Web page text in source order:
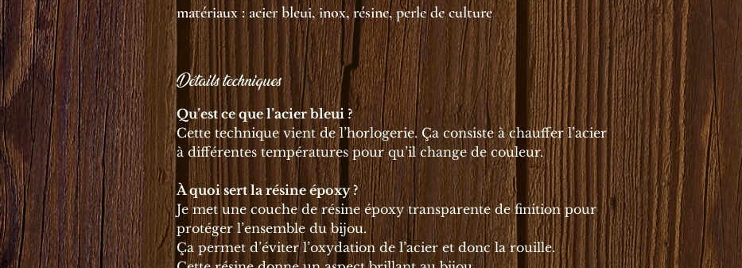
matériaux : acier bleui, inox, résine, perle de culture
Détails techniques
Qu’est ce que l’acier bleui ?
Cette technique vient de l’horlogerie. Ça consiste à chauffer l’acier
à différentes températures pour qu’il change de couleur.
À quoi sert la résine époxy ?
Je met une couche de résine époxy transparente de finition pour
protéger l’ensemble du bijou.
Ça permet d’éviter l’oxydation de l’acier et donc la rouille.